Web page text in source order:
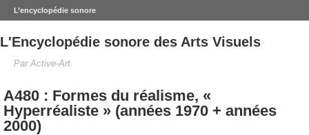
L’encyclopédie sonore
L'Encyclopédie sonore des Arts Visuels
Par Active-Art
A480 : Formes du réalisme, «
Hyperréaliste » (années 1970 + années
2000)